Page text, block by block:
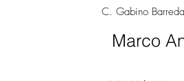
C. Gabino
Marco